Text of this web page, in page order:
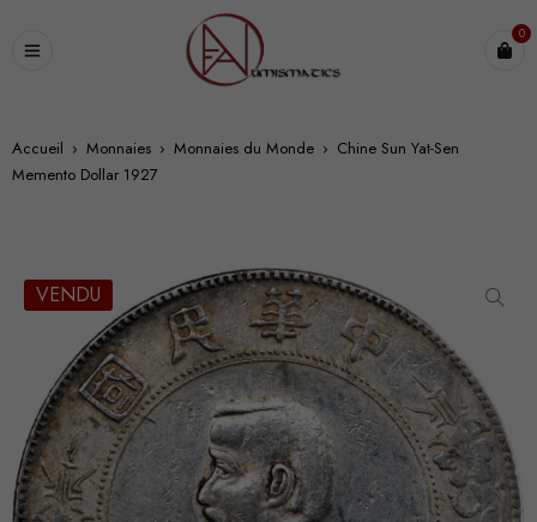
0
Accueil › Monnaies › Monnaies du Monde › Chine Sun Yat-Sen
Memento Dollar 1927
VENDU